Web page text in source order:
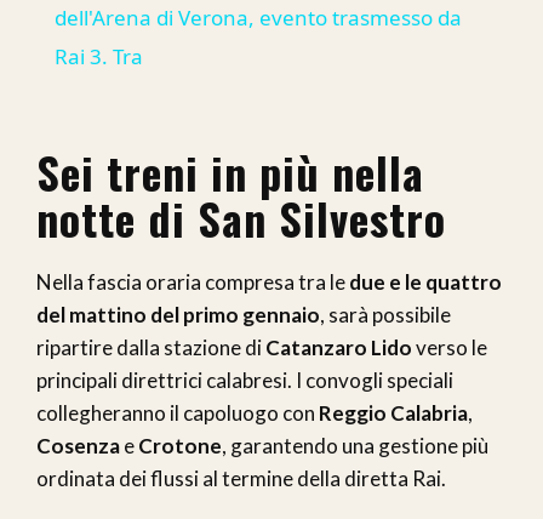
dell'Arena di Verona, evento trasmesso da
Rai 3. Tra
Sei treni in più nella
notte di San Silvestro
Nella fascia oraria compresa tra ledue e le quattro
del mattino del primo gennaio, sarà possibile
ripartire dalla stazione diCatanzaro Lidoverso le
principali direttrici calabresi. I convogli speciali
collegheranno il capoluogo con Reggio Calabria,
CosenzaeCrotone, garantendo una gestione più
ordinata dei flussi al termine della diretta Rai.